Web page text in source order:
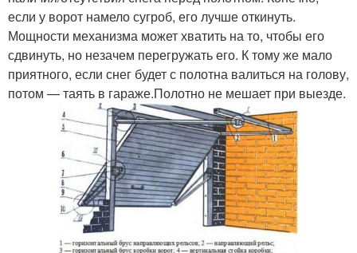
если у ворот намело сугроб, его лучше откинуть.
Мощности механизма может хватить на то, чтобы его
сдвинуть, но незачем перегружать его. К тому же мало
приятного, если снег будет с полотна валиться на голову,
потом — таять в гараже.Полотно не мешает при выезде.